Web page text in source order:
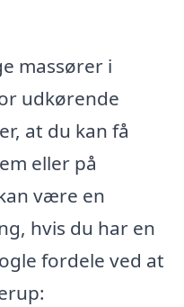
massører i
udkørende
at du kan få
eller på
være en
hvis du har en
fordele ved at